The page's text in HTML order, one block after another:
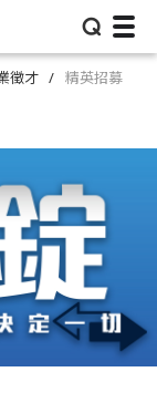
⌕
徵才 精英招募